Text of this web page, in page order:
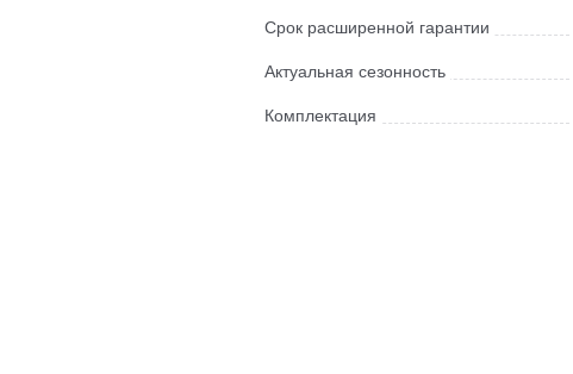
Срок расширенной гарантии
Актуальная сезонность
Комплектация